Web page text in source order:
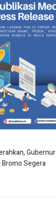
Gubernur
Segera